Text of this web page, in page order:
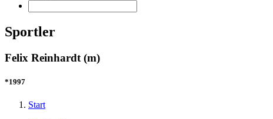
Sportler
Felix Reinhardt (m)
*1997
Start